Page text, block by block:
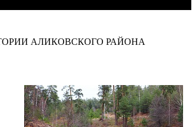
АЛИКОВСКОГО РАЙОНА